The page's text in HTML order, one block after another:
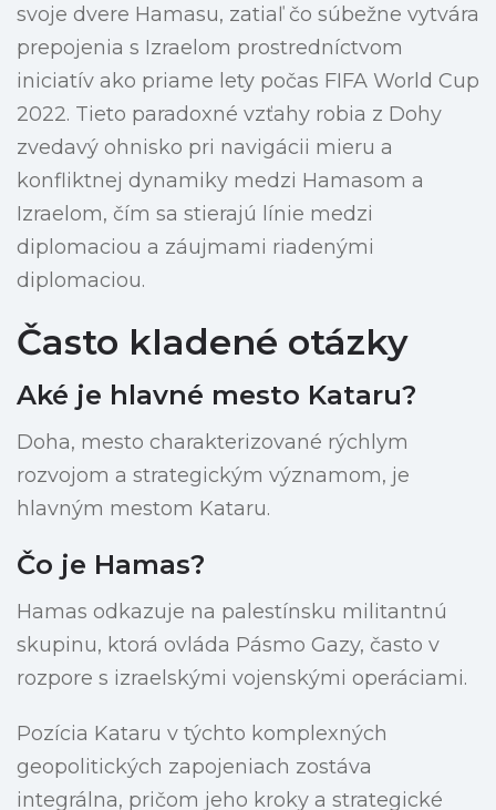
svoje dvere Hamasu, zatiaľ čo súbežne vytvára
prepojenia s Izraelom prostredníctvom
iniciatív ako priame lety počas FIFA World Cup
2022. Tieto paradoxné vzťahy robia z Dohy
zvedavý ohnisko pri navigácii mieru a
konfliktnej dynamiky medzi Hamasom a
Izraelom, čím sa stierajú línie medzi
diplomaciou a záujmami riadenými
diplomaciou.
Často kladené otázky
Aké je hlavné mesto Kataru?
Doha, mesto charakterizované rýchlym
rozvojom a strategickým významom, je
hlavným mestom Kataru.
Čo je Hamas?
Hamas odkazuje na palestínsku militantnú
skupinu, ktorá ovláda Pásmo Gazy, často v
rozpore s izraelskými vojenskými operáciami.
Pozícia Kataru v týchto komplexných
geopolitických zapojeniach zostáva
integrálna, pričom jeho kroky a strategické